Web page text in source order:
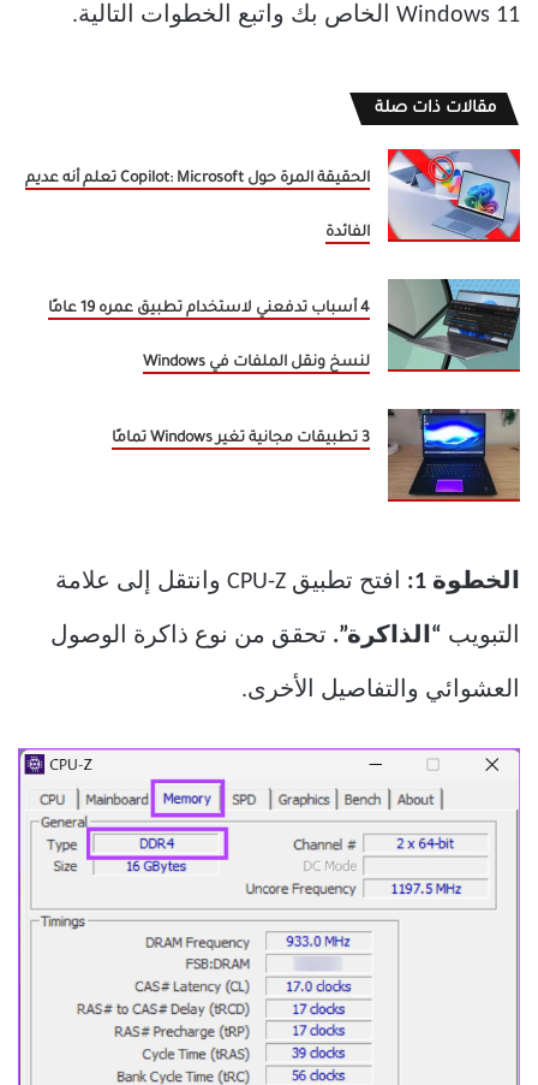
Windows 11 الخاص بك واتبع الخطوات التالية.
مقالات ذات صلة
الحقيقة المرة حول Copilot: Microsoft تعلم أنه عديم
الفائدة
4 أسباب تدفعني لاستخدام تطبيق عمره 19 عامًا
لنسخ ونقل الملفات في Windows
3 تطبيقات مجانية تغير Windows تمامًا
الخطوة 1: افتح تطبيق CPU-Z وانتقل إلى علامة
التبويب “الذاكرة”. تحقق من نوع ذاكرة الوصول
العشوائي والتفاصيل الأخرى.